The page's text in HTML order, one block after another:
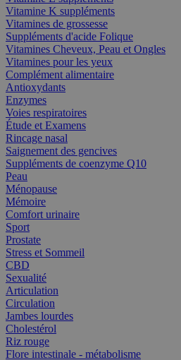
Vitamine K suppléments
Vitamines de grossesse
Suppléments d'acide Folique
Vitamines Cheveux, Peau et Ongles
Vitamines pour les yeux
Complément alimentaire
Antioxydants
Enzymes
Voies respiratoires
Étude et Examens
Rincage nasal
Saignement des gencives
Suppléments de coenzyme Q10
Peau
Ménopause
Mémoire
Comfort urinaire
Sport
Prostate
Stress et Sommeil
CBD
Sexualité
Articulation
Circulation
Jambes lourdes
Cholestérol
Riz rouge
Flore intestinale - métabolisme